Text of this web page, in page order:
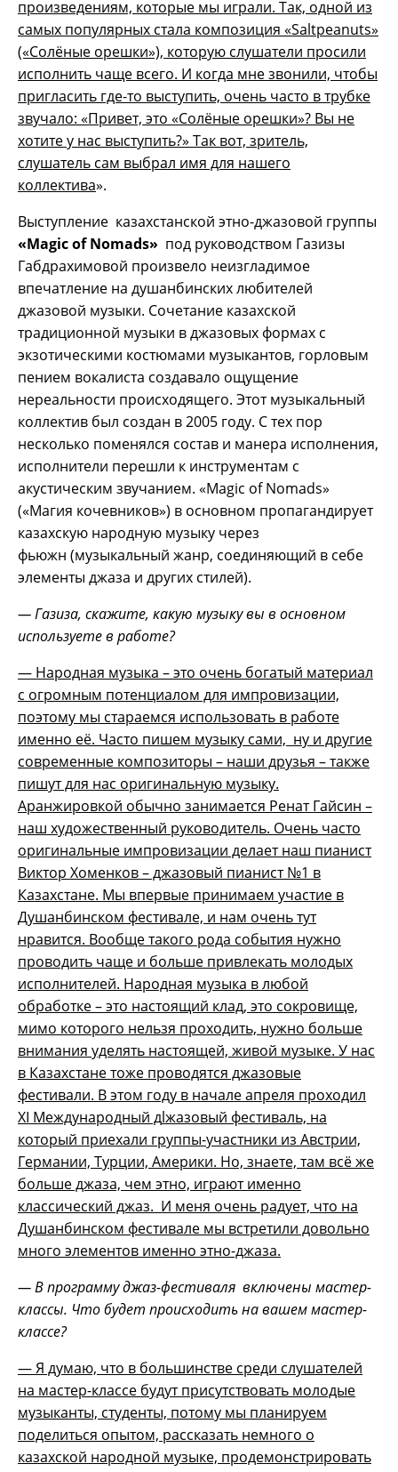
произведениям, которые мы играли. Так, одной из
самых популярных стала композиция «Saltpeanuts»
(«Солёные орешки»), которую слушатели просили
исполнить чаще всего. И когда мне звонили, чтобы
пригласить где-то выступить, очень часто в трубке
звучало: «Привет, это «Солёные орешки»? Вы не
хотите у нас выступить?» Так вот, зритель,
слушатель сам выбрал имя для нашего
коллектива».
Выступление казахстанской этно-джазовой группы
«Magicof Nomads» под руководством Газизы
Габдрахимовой произвело неизгладимое
впечатление на душанбинских любителей
джазовой музыки. Сочетание казахской
традиционной музыки в джазовых формах с
экзотическими костюмами музыкантов, горловым
пением вокалиста создавало ощущение
нереальности происходящего. Этот музыкальный
коллектив был создан в 2005 году. С тех пор
несколько поменялся состав и манера исполнения,
исполнители перешли к инструментам с
акустическим звучанием. «Magic of Nomads»
(«Магия кочевников») в основном пропагандирует
казахскую народную музыку через
фьюжн (музыкальный жанр, соединяющий в себе
элементы джаза и других стилей).
— Газиза, скажите, какую музыку вы в основном
используете в работе?
— Народная музыка – это очень богатый материал
с огромным потенциалом для импровизации,
поэтому мы стараемся использовать в работе
именно её. Часто пишем музыку сами, ну и другие
современные композиторы – наши друзья – также
пишут для нас оригинальную музыку.
Аранжировкой обычно занимается Ренат Гайсин –
наш художественный руководитель. Очень часто
оригинальные импровизации делает наш пианист
Виктор Хоменков – джазовый пианист №1 в
Казахстане. Мы впервые принимаем участие в
Душанбинском фестивале, и нам очень тут
нравится. Вообще такого рода события нужно
проводить чаще и больше привлекать молодых
исполнителей. Народная музыка в любой
обработке – это настоящий клад, это сокровище,
мимо которого нельзя проходить, нужно больше
внимания уделять настоящей, живой музыке. У нас
в Казахстане тоже проводятся джазовые
фестивали. В этом году в начале апреля проходил
XI Международный дlжазовый фестиваль, на
который приехали группы-участники из Австрии,
Германии, Турции, Америки. Но, знаете, там всё же
больше джаза, чем этно, играют именно
классический джаз. И меня очень радует, что на
Душанбинском фестивале мы встретили довольно
много элементов именно этно-джаза.
— В программу джаз-фестиваля включены мастер-
классы. Что будет происходить на вашем мастер-
классе?
— Я думаю, что в большинстве среди слушателей
на мастер-классе будут присутствовать молодые
музыканты, студенты, потому мы планируем
поделиться опытом, рассказать немного о
казахской народной музыке, продемонстрировать